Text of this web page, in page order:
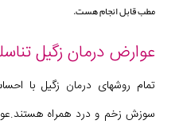
مطب قابل انجام هست.
عوارض درمان زگیل
تمام روشهای درمان زگیل با
سوزش زخم و درد همراه